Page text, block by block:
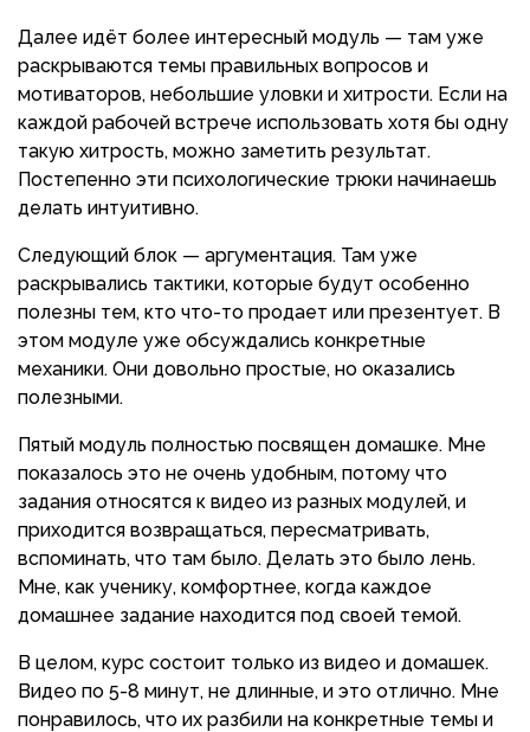
Далее идёт более интересный модуль — там уже
раскрываются темы правильных вопросов и
мотиваторов, небольшие уловки и хитрости. Если на
каждой рабочей встрече использовать хотя бы одну
такую хитрость, можно заметить результат.
Постепенно эти психологические трюки начинаешь
делать интуитивно.
Следующий блок — аргументация. Там уже
раскрывались тактики, которые будут особенно
полезны тем, кто что-то продает или презентует. В
этом модуле уже обсуждались конкретные
механики. Они довольно простые, но оказались
полезными.
Пятый модуль полностью посвящен домашке. Мне
показалось это не очень удобным, потому что
задания относятся к видео из разных модулей, и
приходится возвращаться, пересматривать,
вспоминать, что там было. Делать это было лень.
Мне, как ученику, комфортнее, когда каждое
домашнее задание находится под своей темой.
В целом, курс состоит только из видео и домашек.
Видео по 5-8 минут, не длинные, и это отлично. Мне
понравилось, что их разбили на конкретные темы и